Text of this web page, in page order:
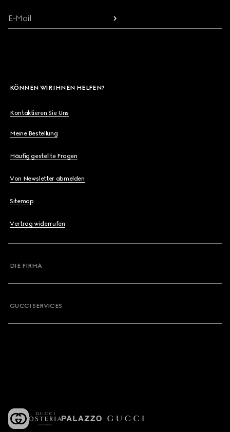
E-Mail
KÖNNEN WIR IHNEN HELFEN?
Kontaktieren Sie Uns
Meine Bestellung
Häufig gestellte Fragen
Von Newsletter abmelden
Sitemap
Vertrag widerrufen
DIE FIRMA
GUCCI SERVICES